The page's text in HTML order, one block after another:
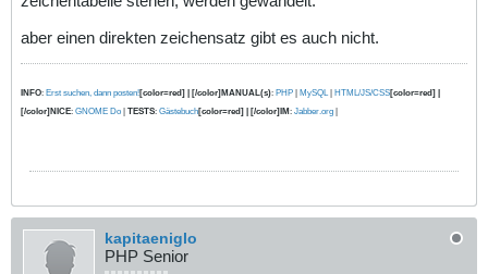
aber einen direkten zeichensatz gibt es auch nicht.
INFO: Erst suchen, dann posten![color=red] | [/color]MANUAL(s): PHP | MySQL | HTML/JS/CSS[color=red] |
[/color]NICE: GNOME Do | TESTS: Gästebuch[color=red] | [/color]IM: Jabber.org |
kapitaeniglo
PHP Senior